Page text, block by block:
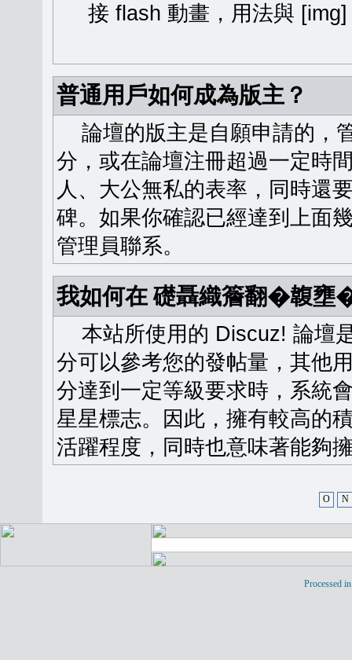
接 flash 動畫，用法與
普通用戶如何成為版主？
論壇的版主是自願申請的，
分，或在論壇注冊超過一定時
人、大公無私的表率，同時還
碑。如果你確認已經達到上面
管理員聯系。
我如何在 礎聶織簷翻�䪖壅
本站所使用的 Discuz! 論壇
分可以參考您的發帖量，其他
分達到一定等級要求時，系統
星星標志。因此，擁有較高的
活躍程度，同時也意味著能夠
O N
Processed